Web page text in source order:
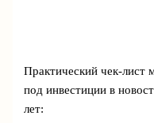
Практический чек‑лист
под инвестиции в
лет: